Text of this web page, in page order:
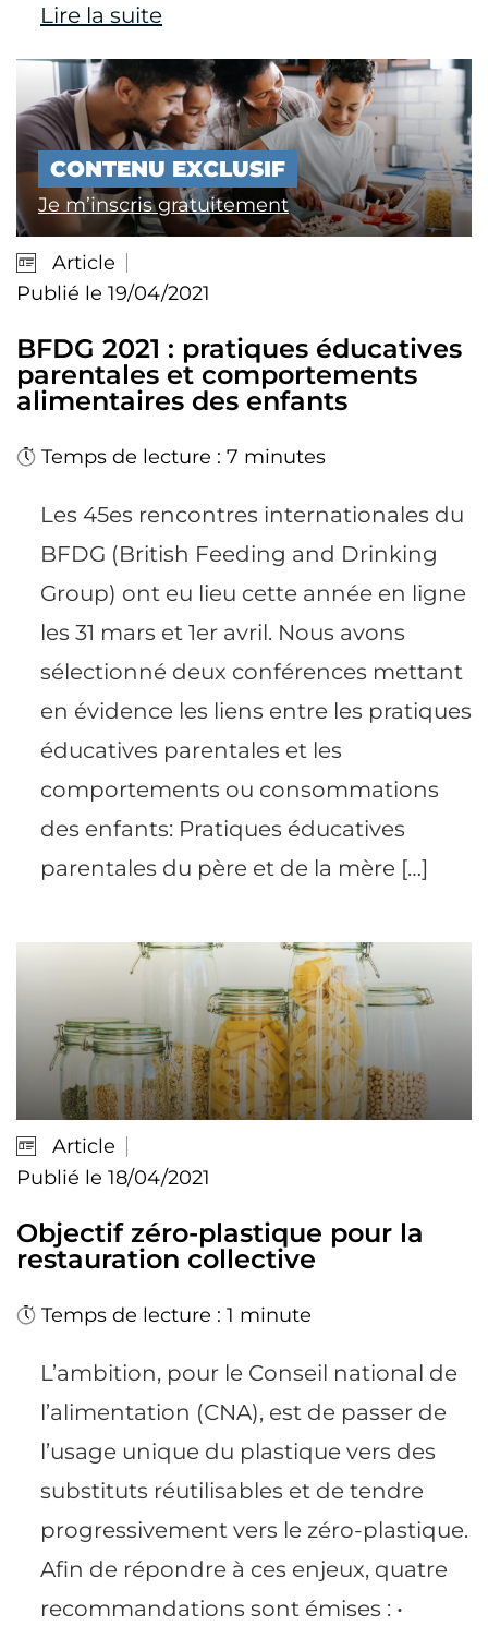
Lire la suite
CONTENU EXCLUSIF
Je m’inscris gratuitement
Article
Publié le 19/04/2021
BFDG 2021 : pratiques éducatives
parentales et comportements
alimentaires des enfants
Temps de lecture : 7 minutes
Les 45es rencontres internationales du
BFDG (British Feeding and Drinking
Group) ont eu lieu cette année en ligne
les 31 mars et 1er avril. Nous avons
sélectionné deux conférences mettant
en évidence les liens entre les pratiques
éducatives parentales et les
comportements ou consommations
des enfants: Pratiques éducatives
parentales du père et de la mère […]
Article
Publié le 18/04/2021
Objectif zéro-plastique pour la
restauration collective
Temps de lecture : 1 minute
L’ambition, pour le Conseil national de
l’alimentation (CNA), est de passer de
l’usage unique du plastique vers des
substituts réutilisables et de tendre
progressivement vers le zéro-plastique.
Afin de répondre à ces enjeux, quatre
recommandations sont émises : •